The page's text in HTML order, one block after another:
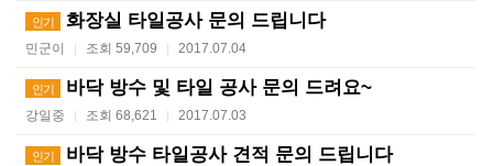
인기 화장실 타일공사 문의 드립니다
민군이 | 조회 59,709 | 2017.07.04
인기 바닥 방수 및 타일 공사 문의 드려요~
강일중 | 조회 68,621 | 2017.07.03
인기 바닥 방수 타일공사 견적 문의 드립니다